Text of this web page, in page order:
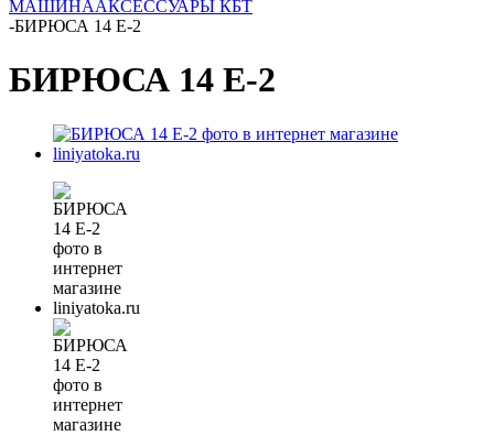
МАШИНААКСЕССУАРЫ КБТ
-БИРЮСА 14 Е-2
БИРЮСА 14 Е-2